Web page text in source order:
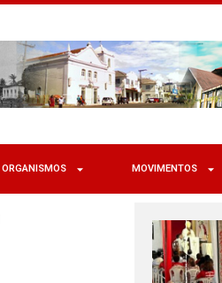
ORGANISMOS MOVIMENTOS